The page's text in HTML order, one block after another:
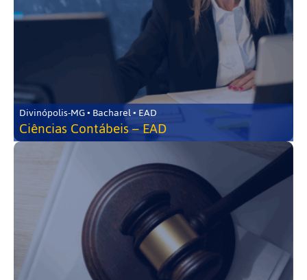
Divinópolis-MG • Bacharel • EAD
Ciências Contábeis – EAD